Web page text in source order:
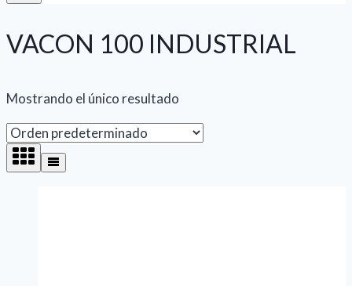
VACON 100 INDUSTRIAL
Mostrando el único resultado